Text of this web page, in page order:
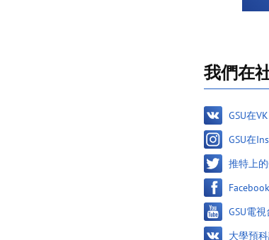
我們在
GSU在VK
GSU在
推特上的
GSU電視
大學預